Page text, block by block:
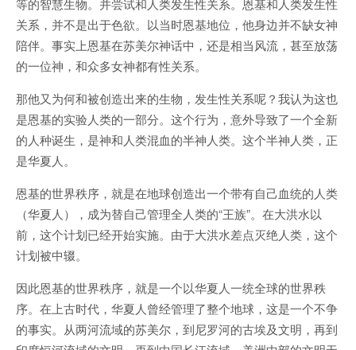
等的智慧生物。并尝试和人类发生性关系。恩基和人类发生性
关系，并不是出于色欲。以当时恩基地位，他身边并不缺女神
陪伴。事实上恩基在苏美尔神话中，还是相当风流，甚至放荡
的一位神，和众多女神都有性关系。
那他又为何和被创造出来的生物，发生性关系呢？我认为这也
是恩基的实验人类的一部分。这个行为，意外导致了一个全新
的人种诞生，是神和人类混血的半神人类。这个半神人类，正
是华夏人。
恩基的世界秩序，就是在地球创造出一个带有自己血统的人类
（华夏人），成为替自己管理全人类的“王族”。在大洪水以
前，这个计划已经开始实施。由于大洪水差点灭绝人类，这个
计划被中辍。
因此恩基的世界秩序，就是一个以华夏人一统全球的世界秩
序。在上古时代，华夏人曾经管理了整个地球，这是一个不争
的事实。从两河流域的苏美尔，到尼罗河的古埃及文明，再到